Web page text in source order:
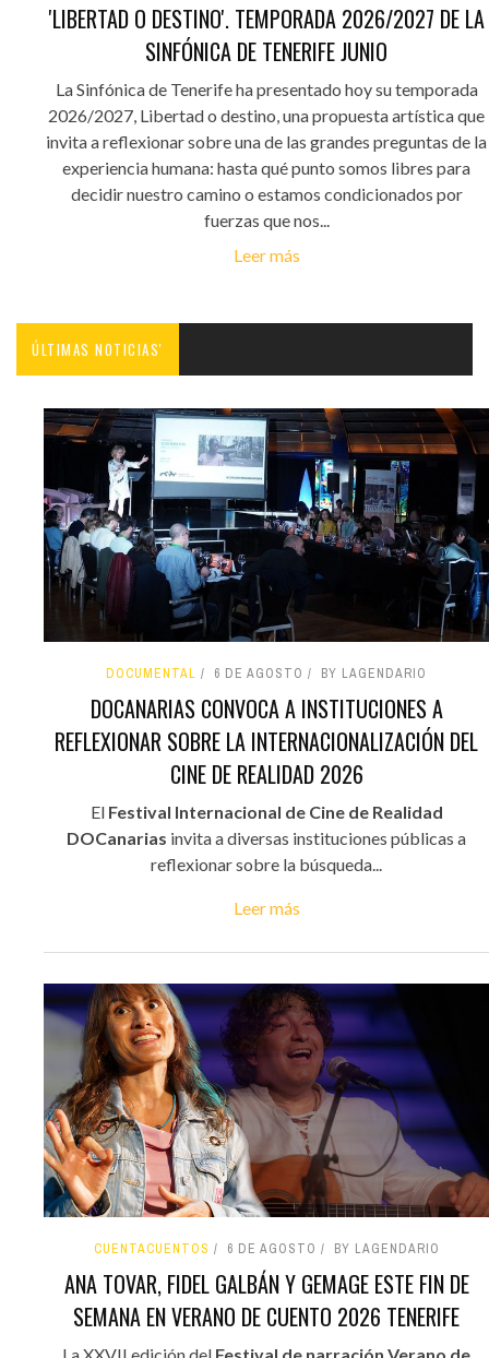
'LIBERTAD O DESTINO'. TEMPORADA 2026/2027 DE LA
SINFÓNICA DE TENERIFE JUNIO
La Sinfónica de Tenerife ha presentado hoy su temporada
2026/2027, Libertad o destino, una propuesta artística que
invita a reflexionar sobre una de las grandes preguntas de la
experiencia humana: hasta qué punto somos libres para
decidir nuestro camino o estamos condicionados por
fuerzas que nos...
Leer más
ÚLTIMAS NOTICIAS'
DOCUMENTAL 6 DE AGOSTO BY LAGENDARIO
DOCANARIAS CONVOCA A INSTITUCIONES A
REFLEXIONAR SOBRE LA INTERNACIONALIZACIÓN DEL
CINE DE REALIDAD 2026
El Festival Internacional de Cine de Realidad
DOCanarias invita a diversas instituciones públicas a
reflexionar sobre la búsqueda...
Leer más
CUENTACUENTOS 6 DE AGOSTO BY LAGENDARIO
ANA TOVAR, FIDEL GALBÁN Y GEMAGE ESTE FIN DE
SEMANA EN VERANO DE CUENTO 2026 TENERIFE